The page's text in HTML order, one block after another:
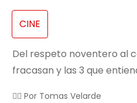
CINE
Del respeto noventero al
fracasan y las 3 que
✍🏻 Por Tomas Velarde